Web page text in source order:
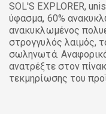
SOL'S EXPLORER,
ύφασμα, 60%
ανακυκλωμένος
στρογγυλός λαιμός,
σωληνωτά.
ανατρέξτε στον
τεκμηρίωσης του